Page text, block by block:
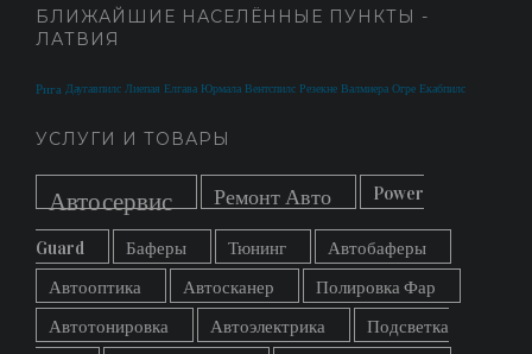
БЛИЖАЙШИЕ НАСЕЛЁННЫЕ ПУНКТЫ -
ЛАТВИЯ
Рига Даугавпилс Лиепая Елгава Юрмала Вентспилс Резекне Валмиера Огре Екабпилс
УСЛУГИ И ТОВАРЫ
Автосервис Ремонт Авто Power
Guard Баферы Тюнинг
Автобаферы
Автооптика
Автосканер
Полировка Фар
Автотонировка
Автоэлектрика
Подсветка